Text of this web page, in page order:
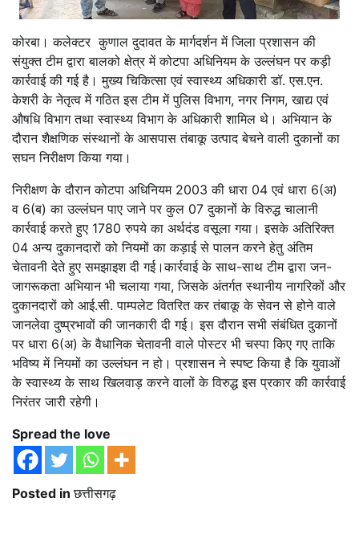
कोरबा।कलेक्टर कुणाल दुदावत के मार्गदर्शन में जिला प्रशासन की
संयुक्त टीम द्वारा बालको क्षेत्र में कोटपा अधिनियम के उल्लंघन पर कड़ी
कार्रवाई की गई है। मुख्य चिकित्सा एवं स्वास्थ्य अधिकारी डॉ. एस.एन.
केशरी के नेतृत्व में गठित इस टीम में पुलिस विभाग, नगर निगम, खाद्य एवं
औषधि विभाग तथा स्वास्थ्य विभाग के अधिकारी शामिल थे। अभियान के
दौरान शैक्षणिक संस्थानों के आसपास तंबाकू उत्पाद बेचने वाली दुकानों का
सघन निरीक्षण किया गया।
निरीक्षण के दौरान कोटपा अधिनियम 2003 की धारा 04 एवं धारा 6(अ)
व 6(ब) का उल्लंघन पाए जाने पर कुल 07 दुकानों के विरुद्ध चालानी
कार्रवाई करते हुए 1780 रुपये का अर्थदंड वसूला गया। इसके अतिरिक्त
04 अन्य दुकानदारों को नियमों का कड़ाई से पालन करने हेतु अंतिम
चेतावनी देते हुए समझाइश दी गई।कार्रवाई के साथ-साथ टीम द्वारा जन-
जागरूकता अभियान भी चलाया गया, जिसके अंतर्गत स्थानीय नागरिकों और
दुकानदारों को आई.सी. पाम्पलेट वितरित कर तंबाकू के सेवन से होने वाले
जानलेवा दुष्प्रभावों की जानकारी दी गई। इस दौरान सभी संबंधित दुकानों
पर धारा 6(अ) के वैधानिक चेतावनी वाले पोस्टर भी चस्पा किए गए ताकि
भविष्य में नियमों का उल्लंघन न हो। प्रशासन ने स्पष्ट किया है कि युवाओं
के स्वास्थ्य के साथ खिलवाड़ करने वालों के विरुद्ध इस प्रकार की कार्रवाई
निरंतर जारी रहेगी।
Spread the love
Posted inछत्तीसगढ़